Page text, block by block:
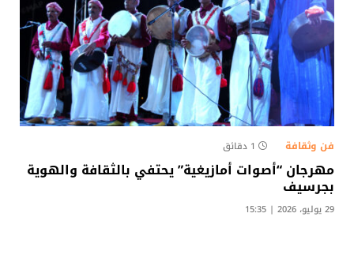
فن وثقافة 1 دقائق
مهرجان “أصوات أمازيغية” يحتفي بالثقافة والهوية
بجرسيف
29 يوليو، 2026 | 15:35